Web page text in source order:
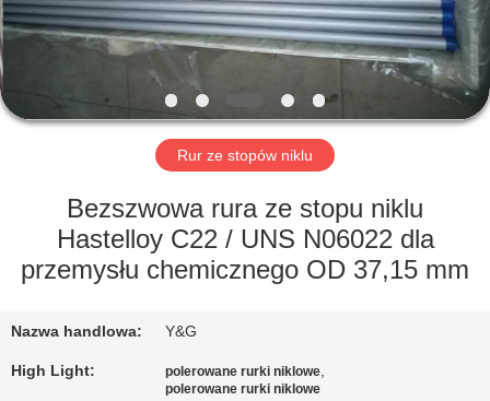
O
NAS
WYCIECZKA
FABRYCE
KONTROLA
SKONTAKTUJ
Rur ze stopów niklu
Bezszwowa rura ze stopu niklu
Hastelloy C22 / UNS N06022 dla
przemysłu chemicznego OD 37,15 mm
Nazwa handlowa: Y&G
High Light: polerowane rurki niklowe,
polerowane rurki niklowe